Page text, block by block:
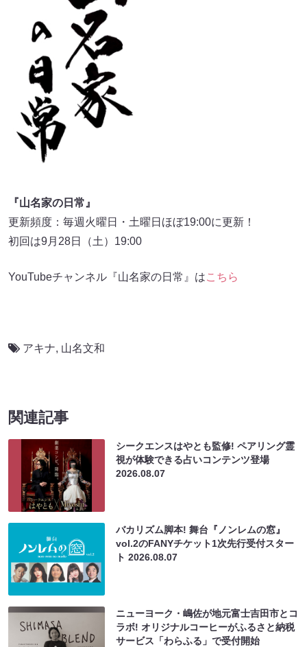
『山名家の日常』
更新頻度：毎週火曜日・土曜日ほぼ19:00に更新！
初回は9月28日（土）19:00
YouTubeチャンネル『山名家の日常』はこちら
アキナ, 山名文和
関連記事
シークエンスはやとも監修! ペアリング霊
視が体験できる占いコンテンツ登場
2026.08.07
バカリズム脚本! 舞台『ノンレムの窓』
vol.2のFANYチケット1次先行受付スター
ト2026.08.07
ニューヨーク・嶋佐が地元富士吉田市とコ
ラボ! オリジナルコーヒーがふるさと納税
サービス「わらふる」で受付開始